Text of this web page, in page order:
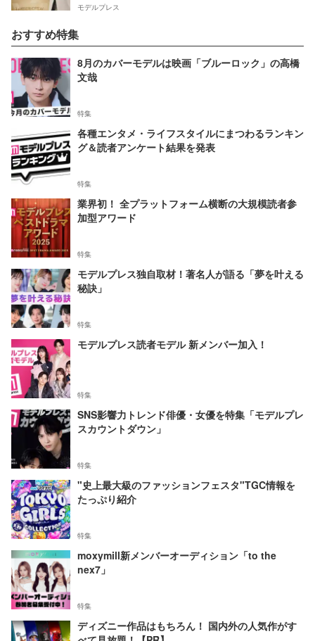
モデルプレス
おすすめ特集
8月のカバーモデルは映画「ブルーロック」の高橋
文哉
特集
各種エンタメ・ライフスタイルにまつわるランキン
グ＆読者アンケート結果を発表
特集
業界初！ 全プラットフォーム横断の大規模読者参
加型アワード
特集
モデルプレス独自取材！著名人が語る「夢を叶える
秘訣」
特集
モデルプレス読者モデル 新メンバー加入！
特集
SNS影響力トレンド俳優・女優を特集「モデルプレ
スカウントダウン」
特集
"史上最大級のファッションフェスタ"TGC情報を
たっぷり紹介
特集
moxymill新メンバーオーディション「to the
nex7」
特集
ディズニー作品はもちろん！ 国内外の人気作がす